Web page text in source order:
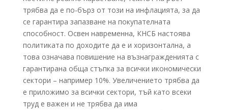
трябва да е по-бърз от този на инфлацията, за да
се гарантира запазване на покупателната
способност. Освен навременна, КНСБ настоява
политиката по доходите да е и хоризонтална, а
това означава повишение на възнагражденията с
гарантирана обща стъпка за всички икономически
сектори – например 10%. Увеличението трябва да
е приложимо за всички сектори, тъй като всеки
труд е важен и не трябва да има